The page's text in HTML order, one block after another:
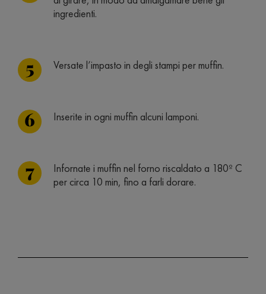
ingredienti.
Versate l’impasto in degli stampi per muffin.
Inserite in ogni muffin alcuni lamponi.
Infornate i muffin nel forno riscaldato a 180º C
per circa 10 min, fino a farli dorare.